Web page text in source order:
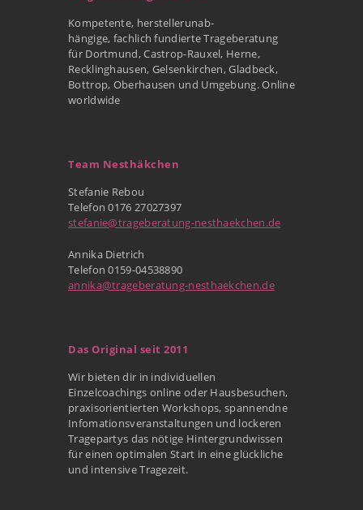
Kompetente, herstellerunab-
hängige, fachlich fundierte Trageberatung
für Dortmund, Castrop-Rauxel, Herne,
Recklinghausen, Gelsenkirchen, Gladbeck,
Bottrop, Oberhausen und Umgebung. Online
worldwide
Team Nesthäkchen
Stefanie Rebou
Telefon 0176 27027397
stefanie@trageberatung-nesthaekchen.de
Annika Dietrich
Telefon 0159-04538890
annika@trageberatung-nesthaekchen.de
Das Original seit 2011
Wir bieten dir in individuellen
Einzelcoachings online oder Hausbesuchen,
praxisorientierten Workshops, spannendne
Infomationsveranstaltungen und lockeren
Tragepartys das nötige Hintergrundwissen
für einen optimalen Start in eine glückliche
und intensive Tragezeit.